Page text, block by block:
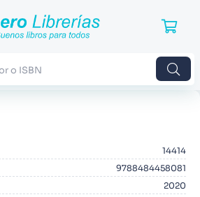
14414
9788484458081
2020